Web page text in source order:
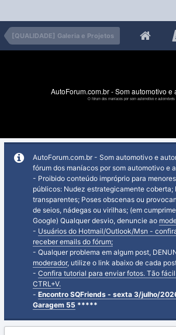
[QUALIDADE] Galeria e Projetos
AutoForum.com.br - Som automotivo e
O fórum dos maníacos por som automotivo e automóveis
AutoForum.com.br - Som automotivo e
fórum dos maníacos por som automotivo e
- Proibido conteúdo impróprio para
públicos: Nudez estrategicamente coberta;
transparentes; Poses obscenas ou
de seios, nádegas ou virilhas; (em
Google) Qualquer desvio, denuncie ao
- Usuários do Hotmail/Outlook/Msn -
receber emails do fórum;
- Qualquer problema em algum post,
moderador, utilize o link abaixo de cada
- Confira tutorial para enviar fotos. Tão
CTRL+V.
- Encontro SQFriends - sexta 3/julho/
Garagem 55 *****